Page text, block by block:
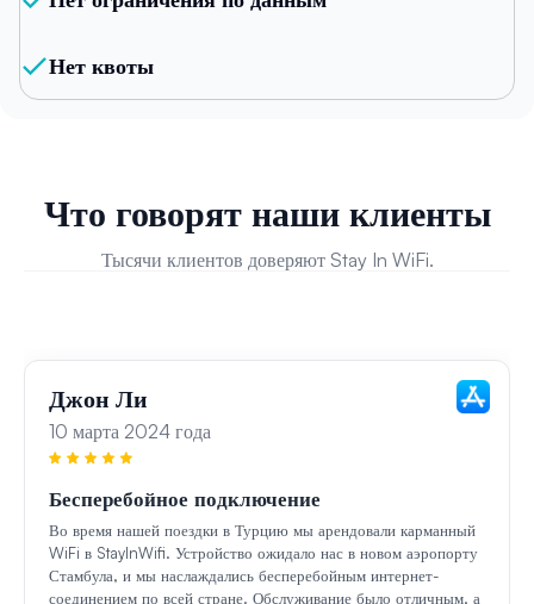
Нет квоты
Что говорят наши клиенты
Тысячи клиентов доверяют Stay In WiFi.
Джон Ли
10 марта 2024 года
Бесперебойное подключение
Во время нашей поездки в Турцию мы арендовали карманный
WiFi в StayInWifi. Устройство ожидало нас в новом аэропорту
Стамбула, и мы наслаждались бесперебойным интернет-
соединением по всей стране. Обслуживание было отличным, а